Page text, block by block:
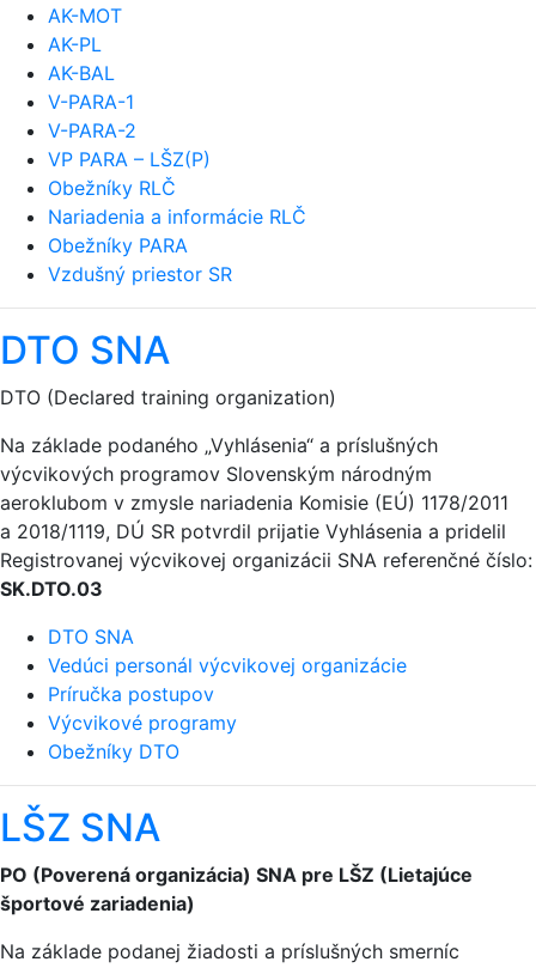
AK-MOT
AK-PL
AK-BAL
V-PARA-1
V-PARA-2
VP PARA – LŠZ(P)
Obežníky RLČ
Nariadenia a informácie RLČ
Obežníky PARA
Vzdušný priestor SR
DTO SNA
DTO (Declared training organization)
Na základe podaného „Vyhlásenia“ a príslušných
výcvikových programov Slovenským národným
aeroklubom v zmysle nariadenia Komisie (EÚ) 1178/2011
a 2018/1119, DÚ SR potvrdil prijatie Vyhlásenia a pridelil
Registrovanej výcvikovej organizácii SNA referenčné číslo:
SK.DTO.03
DTO SNA
Vedúci personál výcvikovej organizácie
Príručka postupov
Výcvikové programy
Obežníky DTO
LŠZ SNA
PO (Poverená organizácia) SNA pre LŠZ (Lietajúce
športové zariadenia)
Na základe podanej žiadosti a príslušných smerníc